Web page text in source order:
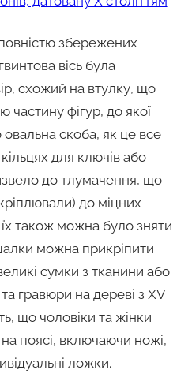
збережених
вісь була
схожий на втулку, що
фігур, до якої
овальна скоба, як це все
для ключів або
до тлумачення, що
до міцних
також можна було зняти
можна прикріпити
сумки з тканини або
гравюри на дереві з XV
що чоловіки та жінки
поясі, включаючи ножі,
ложки.